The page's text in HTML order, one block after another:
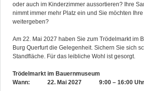
oder auch im Kinderzimmer aussortieren? Ihre
nimmt immer mehr Platz ein und Sie möchten
weitergeben?
Am 22. Mai 2027 haben Sie zum Trödelmarkt im
Burg Querfurt die Gelegenheit. Sichern Sie sich
Standfläche. Für das leibliche Wohl ist gesorgt.
Trödelmarkt im Bauernmuseum
Wann: 22. Mai 2027 9:00 – 16:00 Uhr